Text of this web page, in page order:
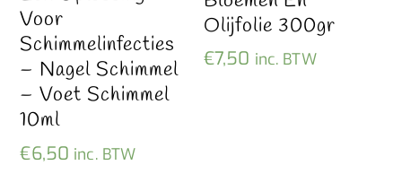
Voor
Schimmelinfecties
– Nagel Schimmel
– Voet Schimmel
10ml
€6,50 inc. BTW
Olijfolie 300gr
€7,50 inc. BTW